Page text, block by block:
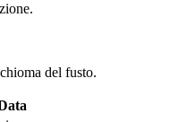
del fusto.